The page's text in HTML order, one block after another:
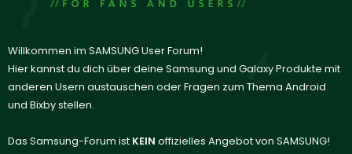
Willkommen im SAMSUNG User Forum!
Hier kannst du dich über deine Samsung und Galaxy Produkte mit
anderen Usern austauschen oder Fragen zum Thema Android
und Bixby stellen.
Das Samsung-Forum ist KEIN offizielles Angebot von SAMSUNG!